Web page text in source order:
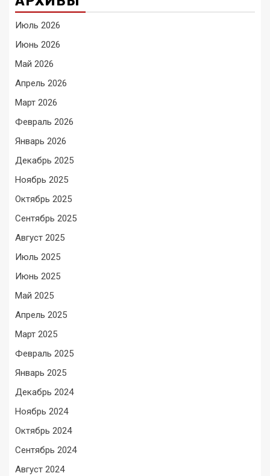
Июль 2026
Июнь 2026
Май 2026
Апрель 2026
Март 2026
Февраль 2026
Январь 2026
Декабрь 2025
Ноябрь 2025
Октябрь 2025
Сентябрь 2025
Август 2025
Июль 2025
Июнь 2025
Май 2025
Апрель 2025
Март 2025
Февраль 2025
Январь 2025
Декабрь 2024
Ноябрь 2024
Октябрь 2024
Сентябрь 2024
Август 2024